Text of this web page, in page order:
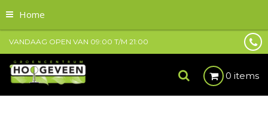
Home
VANDAAG OPEN VAN 09:00 T/M 21:00
0 items